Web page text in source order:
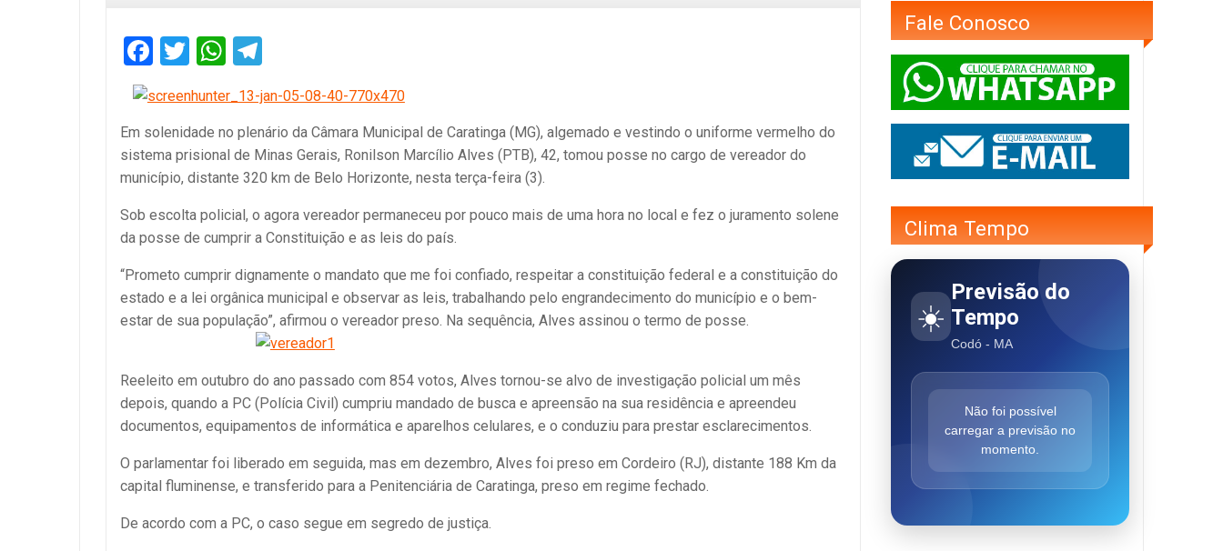
Facebook
TwitterWhatsApp
Em solenidade no plenário da Câmara Municipal de Caratinga (MG), algemado e vestindo o uniforme vermelho do
sistema prisional de Minas Gerais, Ronilson Marcílio Alves (PTB), 42, tomou posse no cargo de vereador do
município, distante 320 km de Belo Horizonte, nesta terça-feira (3).
Sob escolta policial, o agora vereador permaneceu por pouco mais de uma hora no local e fez o juramento solene
da posse de cumprir a Constituição e as leis do país.
“Prometo cumprir dignamente o mandato que me foi confiado, respeitar a constituição federal e a constituição do
estado e a lei orgânica municipal e observar as leis, trabalhando pelo engrandecimento do município e o bem-
estar de sua população”, afirmou o vereador preso. Na sequência, Alves assinou o termo de posse.
Reeleito em outubro do ano passado com 854 votos, Alves tornou-se alvo de investigação policial um mês
depois, quando a PC (Polícia Civil) cumpriu mandado de busca e apreensão na sua residência e apreendeu
documentos, equipamentos de informática e aparelhos celulares, e o conduziu para prestar esclarecimentos.
O parlamentar foi liberado em seguida, mas em dezembro, Alves foi preso em Cordeiro (RJ), distante 188 Km da
capital fluminense, e transferido para a Penitenciária de Caratinga, preso em regime fechado.
De acordo com a PC, o caso segue em segredo de justiça.
Fale Conosco
Clima Tempo
☀️
Previsão do
Tempo
Codó - MA
Não foi possível
carregar a previsão no
momento.